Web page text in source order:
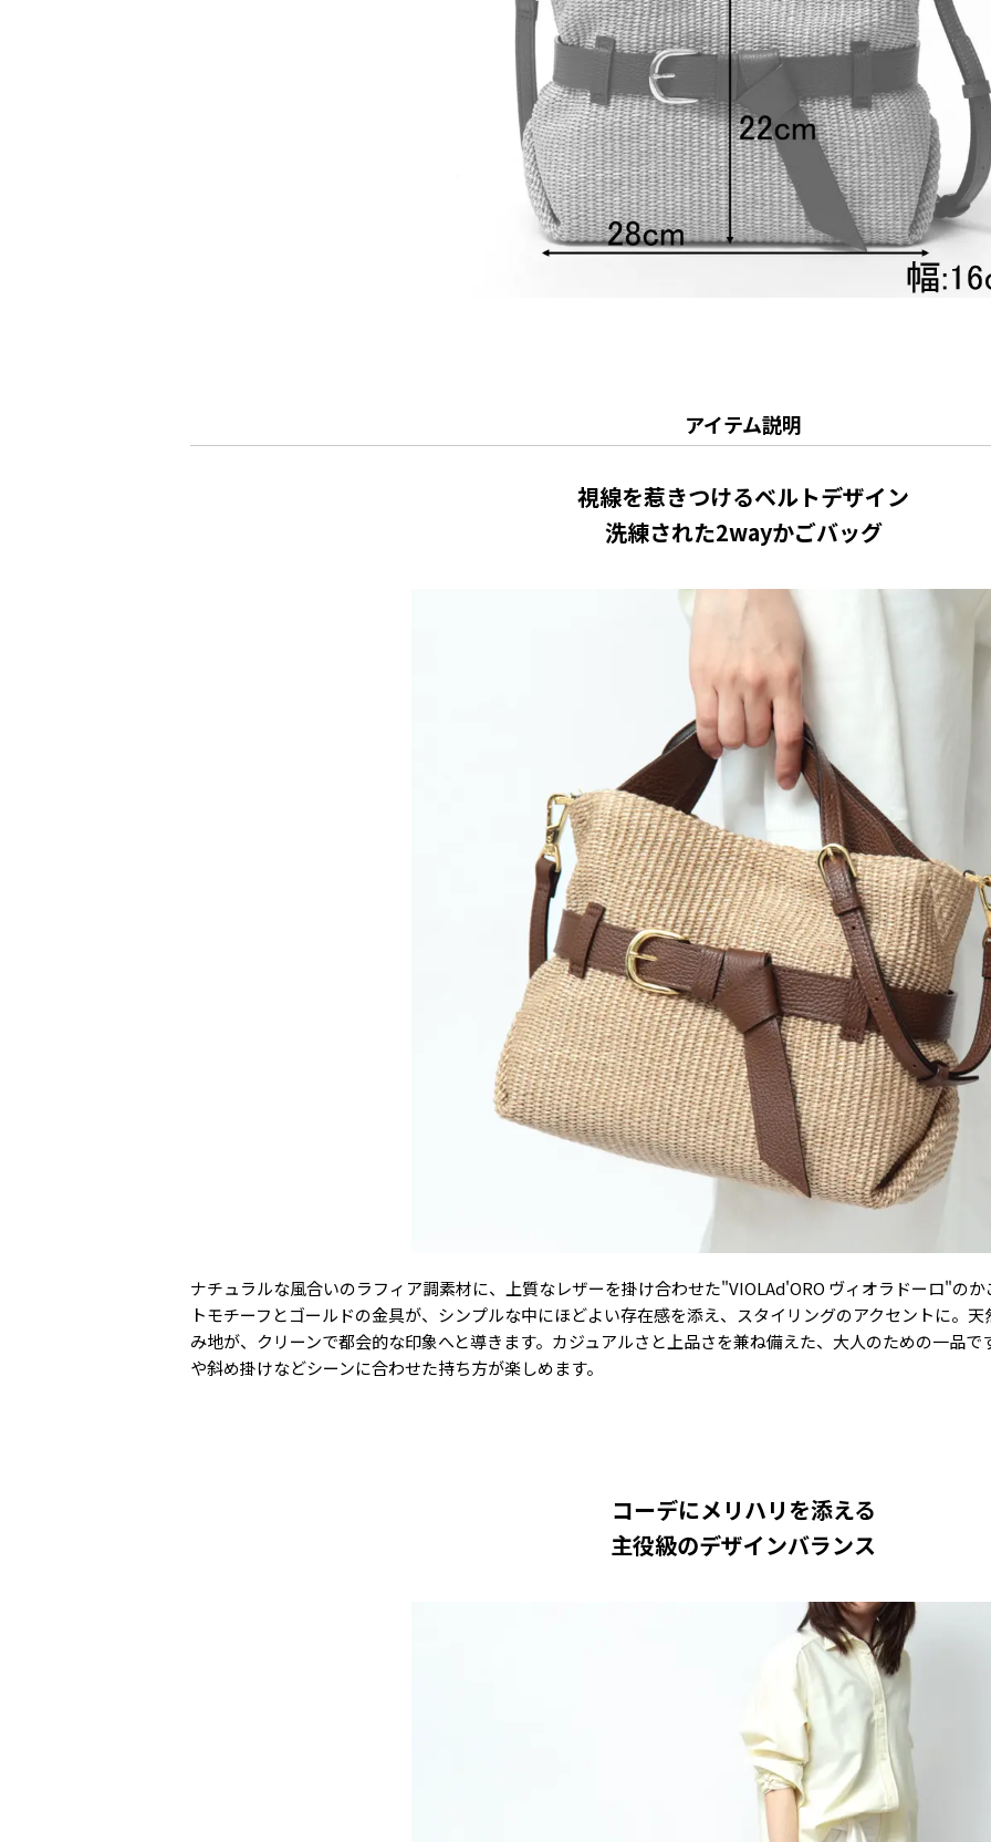
アイテム説明
視線を惹きつけるベルトデザイン
洗練された2wayかごバッグ
ナチュラルな風合いのラフィア調素材に、上質なレザーを掛け合わせた"VIOLAd'ORO ヴィオラドーロ"の
トモチーフとゴールドの金具が、シンプルな中にほどよい存在感を添え、スタイリングのアクセントに。
み地が、クリーンで都会的な印象へと導きます。カジュアルさと上品さを兼ね備えた、大人のための一品
や斜め掛けなどシーンに合わせた持ち方が楽しめます。
コーデにメリハリを添える
主役級のデザインバランス